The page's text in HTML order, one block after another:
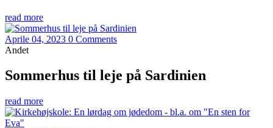
read more
Aprile 04, 2023 0 Comments
Andet
Sommerhus til leje på Sardinien
read more